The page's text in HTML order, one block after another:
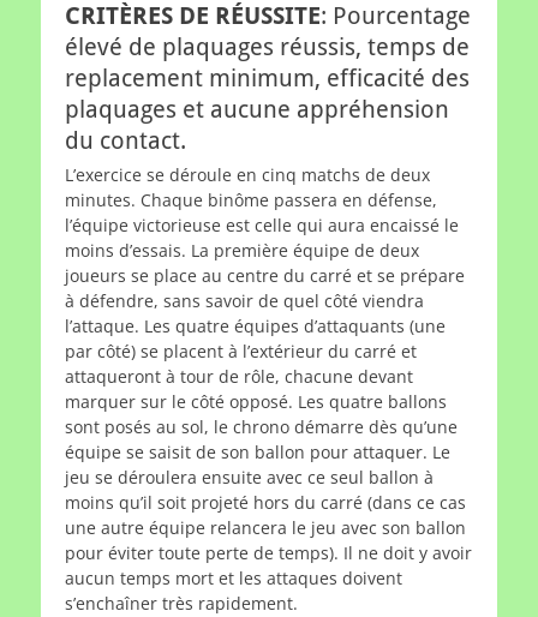
CRITÈRES DE RÉUSSITE: Pourcentage
élevé de plaquages réussis, temps de
replacement minimum, efficacité des
plaquages et aucune appréhension
du contact.
L’exercice se déroule en cinq matchs de deux
minutes. Chaque binôme passera en défense,
l’équipe victorieuse est celle qui aura encaissé le
moins d’essais. La première équipe de deux
joueurs se place au centre du carré et se prépare
à défendre, sans savoir de quel côté viendra
l’attaque. Les quatre équipes d’attaquants (une
par côté) se placent à l’extérieur du carré et
attaqueront à tour de rôle, chacune devant
marquer sur le côté opposé. Les quatre ballons
sont posés au sol, le chrono démarre dès qu’une
équipe se saisit de son ballon pour attaquer. Le
jeu se déroulera ensuite avec ce seul ballon à
moins qu’il soit projeté hors du carré (dans ce cas
une autre équipe relancera le jeu avec son ballon
pour éviter toute perte de temps). Il ne doit y avoir
aucun temps mort et les attaques doivent
s’enchaîner très rapidement.